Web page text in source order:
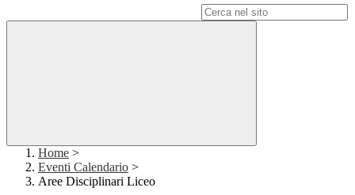
Home >
Eventi Calendario >
Aree Disciplinari Liceo